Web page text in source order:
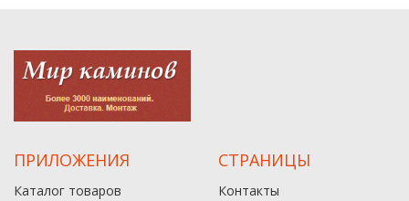
ПРИЛОЖЕНИЯ
Каталог товаров
СТРАНИЦЫ
Контакты